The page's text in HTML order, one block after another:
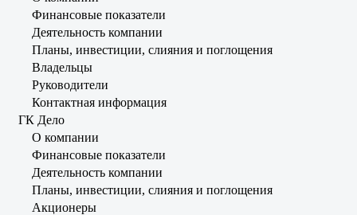
Финансовые показатели
Деятельность компании
Планы, инвестиции, слияния и поглощения
Владельцы
Руководители
Контактная информация
ГК Дело
О компании
Финансовые показатели
Деятельность компании
Планы, инвестиции, слияния и поглощения
Акционеры